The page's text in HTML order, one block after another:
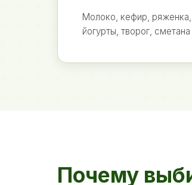
Молоко, кефир, ряженка,
йогурты, творог, сметана
Почему